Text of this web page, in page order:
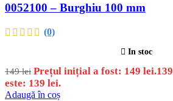
0052100 – Burghiu 100 mm
(0)
In stoc
149lei Prețul inițial a fost: 149 lei.139
este: 139 lei.
Adaugă în coș